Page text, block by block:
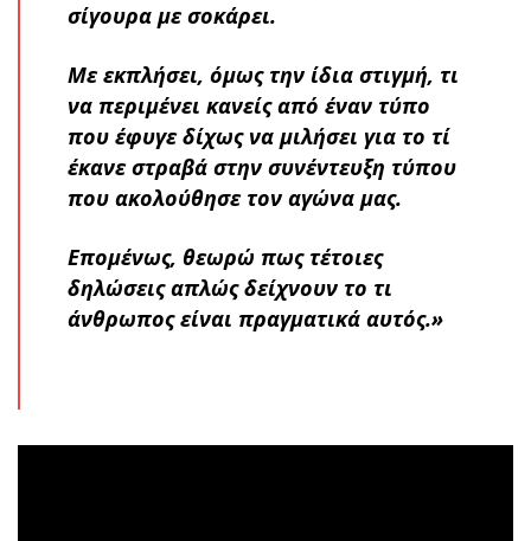
σίγουρα με σοκάρει.
Με εκπλήσει, όμως την ίδια στιγμή, τι
να περιμένει κανείς από έναν τύπο
που έφυγε δίχως να μιλήσει για το τί
έκανε στραβά στην συνέντευξη τύπου
που ακολούθησε τον αγώνα μας.
Επομένως, θεωρώ πως τέτοιες
δηλώσεις απλώς δείχνουν το τι
άνθρωπος είναι πραγματικά αυτός.»